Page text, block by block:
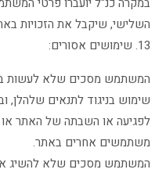
השלישי, שיקבל את הזכויות
13. שימושים אסורים:
המשתמש מסכים שלא לעשות
שימוש בניגוד לתנאים שלהלן,
לפגיעה או השבתה של האתר
משתמשים אחרים באתר.
המשתמש מסכים שלא להשיג או